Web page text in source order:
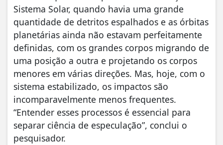
Sistema Solar, quando havia uma grande
quantidade de detritos espalhados e as órbitas
planetárias ainda não estavam perfeitamente
definidas, com os grandes corpos migrando de
uma posição a outra e projetando os corpos
menores em várias direções. Mas, hoje, com o
sistema estabilizado, os impactos são
incomparavelmente menos frequentes.
“Entender esses processos é essencial para
separar ciência de especulação”, conclui o
pesquisador.